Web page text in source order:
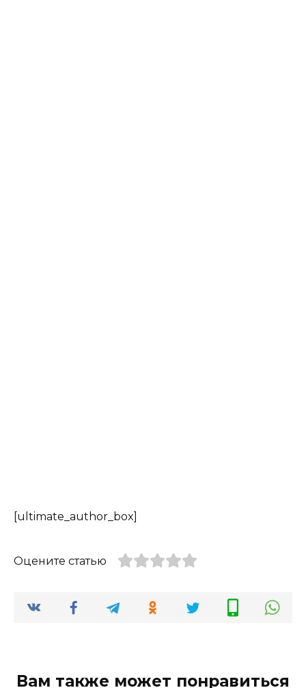
[ultimate_author_box]
Оцените статью
Вам также может понравиться